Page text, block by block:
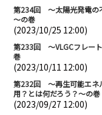
第234回 ～太陽光発電の
～の巻
(2023/10/25 12:00)
第233回 ～VLGCフレー
巻
(2023/10/11 12:00)
第232回 ～再生可能エネ
用？とは何だろう？～の巻
(2023/09/27 12:00)